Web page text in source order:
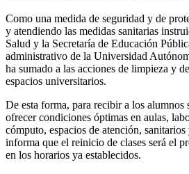
Como una medida de seguridad y de
y atendiendo las medidas sanitarias
Salud y la Secretaría de Educación
administrativo de la Universidad
ha sumado a las acciones de limpieza y
espacios universitarios.
De esta forma, para recibir a los alumnos
ofrecer condiciones óptimas en aulas,
cómputo, espacios de atención, sanitarios
informa que el reinicio de clases será el
en los horarios ya establecidos.